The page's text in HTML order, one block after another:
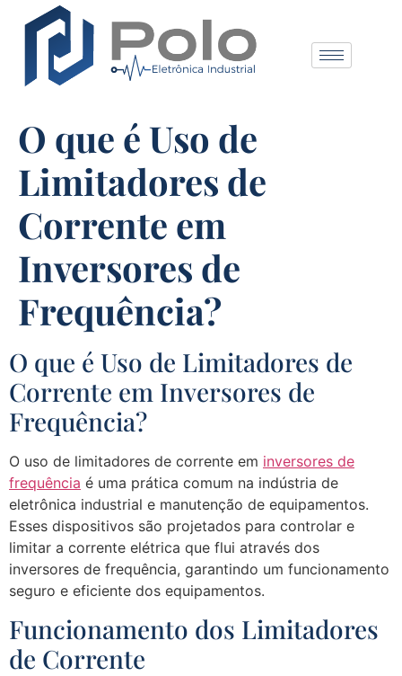
O que é Uso de
Limitadores de
Corrente em
Inversores de
Frequência?
O que é Uso de Limitadores de
Corrente em Inversores de
Frequência?
O uso de limitadores de corrente em inversores de
frequência é uma prática comum na indústria de
eletrônica industrial e manutenção de equipamentos.
Esses dispositivos são projetados para controlar e
limitar a corrente elétrica que flui através dos
inversores de frequência, garantindo um funcionamento
seguro e eficiente dos equipamentos.
Funcionamento dos Limitadores
de Corrente